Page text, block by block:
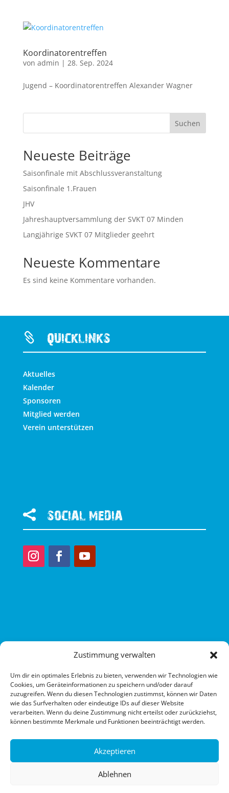
Zustimmung verwalten
Um dir ein optimales Erlebnis zu bieten, verwenden wir Technologien wie
Cookies, um Geräteinformationen zu speichern und/oder darauf
zuzugreifen. Wenn du diesen Technologien zustimmst, können wir Daten
wie das Surfverhalten oder eindeutige IDs auf dieser Website
verarbeiten. Wenn du deine Zustimmung nicht erteilst oder zurückziehst,
können bestimmte Merkmale und Funktionen beeinträchtigt werden.
Akzeptieren
Ablehnen
Koordinatorentreffen
von admin | 28. Sep. 2024
Jugend – Koordinatorentreffen Alexander Wagner
Suchen
Neueste Beiträge
Saisonfinale mit Abschlussveranstaltung
Saisonfinale 1.Frauen
JHV
Jahreshauptversammlung der SVKT 07 Minden
Langjährige SVKT 07 Mitglieder geehrt
Neueste Kommentare
Es sind keine Kommentare vorhanden.
 QUICKLINKS
Aktuelles
Kalender
Sponsoren
Mitglied werden
Verein unterstützen
 SOCIAL MEDIA
KONTAKT
SVKT 07 – Minden e.V.
Postfach 3102
32388 Minden